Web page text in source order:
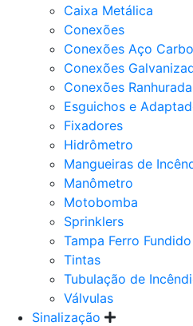
Caixa Metálica
Conexões
Conexões Aço
Conexões
Conexões
Esguichos e
Fixadores
Hidrômetro
Mangueiras de
Manômetro
Motobomba
Sprinklers
Tampa Ferro Fundido
Tintas
Tubulação de
Válvulas
Sinalização